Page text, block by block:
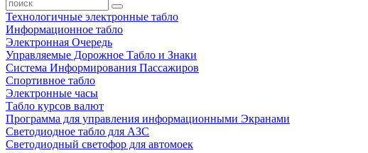
Технологичные электронные табло
Информационное табло
Электронная Очередь
Управляемые Дорожное Табло и Знаки
Система Информирования Пассажиров
Спортивное табло
Электронные часы
Табло курсов валют
Программа для управления информационными Экранами
Светодиодное табло для АЗС
Светодиодный светофор для автомоек